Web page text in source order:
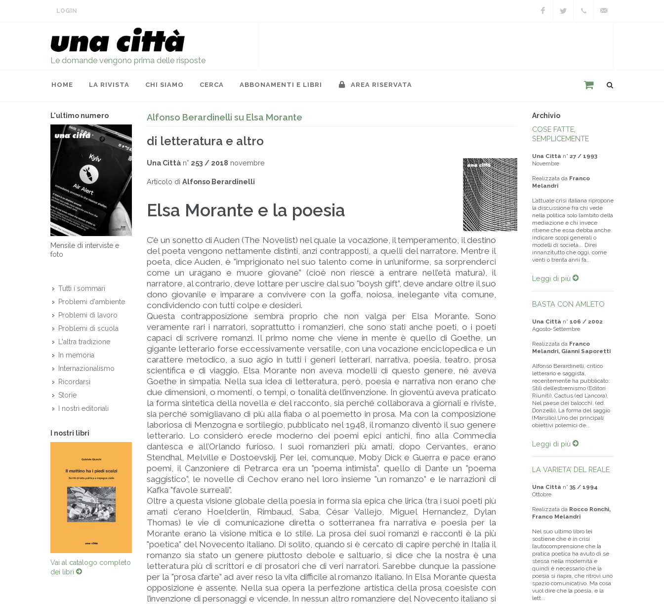
LOGIN
Le domande vengono prima delle risposte
HOME LA RIVISTA CHI SIAMO CERCA ABBONAMENTI E LIBRI AREA RISERVATA
L'ultimo numero
Mensile di interviste e
foto
Tutti i sommari
Problemi d'ambiente
Problemi di lavoro
Problemi di scuola
L'altra tradizione
In memoria
Internazionalismo
Ricordarsi
Storie
I nostri editoriali
I nostri libri
Vai al catalogo completo
dei libri
Alfonso Berardinelli su Elsa Morante
di letteratura e altro
Una Città n° 253 / 2018 novembre
Articolo di Alfonso Berardinelli
Elsa Morante e la poesia
C’è un sonetto di Auden (The Novelist) nel quale la vocazione, il temperamento, il destino
del poeta vengono nettamente distinti, anzi contrapposti, a quelli del narratore. Mentre il
poeta, dice Auden, è "imprigionato nel suo talento come in un’uniforme, sa sorprenderci
come un uragano e muore giovane” (cioè non riesce a entrare nell’età matura), il
narratore, al contrario, deve lottare per uscire dal suo "boysh gift”, deve andare oltre il suo
dono giovanile e imparare a convivere con la goffa, noiosa, inelegante vita comune,
condividendo con tutti colpe e desideri.
Questa contrapposizione sembra proprio che non valga per Elsa Morante. Sono
veramente rari i narratori, soprattutto i romanzieri, che sono stati anche poeti, o i poeti
capaci di scrivere romanzi. Il primo nome che viene in mente è quello di Goethe, un
gigante letterario forse eccessivamente versatile, con una vocazione enciclopedica e un
carattere metodico, a suo agio in tutti i generi letterari, narrativa, poesia, teatro, prosa
scientifica e di viaggio. Elsa Morante non aveva modelli di questo genere, né aveva
Goethe in simpatia. Nella sua idea di letteratura, però, poesia e narrativa non erano che
due dimensioni, o momenti, o tempi, o tonalità dell’invenzione. In gioventù aveva praticato
la forma sintetica della novella e del racconto, sia perché collaborava a giornali e riviste,
sia perché somigliavano di più alla fiaba o al poemetto in prosa. Ma con la composizione
laboriosa di Menzogna e sortilegio, pubblicato nel 1948, il romanzo diventò il suo genere
letterario. Lo considerò erede moderno dei poemi epici antichi, fino alla Commedia
dantesca e all’Orlando furioso. I suoi romanzieri più amati, dopo Cervantes, erano
Stendhal, Melville e Dostoevskij. Per lei, comunque, Moby Dick e Guerra e pace erano
poemi, il Canzoniere di Petrarca era un "poema intimista”, quello di Dante un "poema
saggistico”, le novelle di Cechov erano nel loro insieme "un romanzo” e le narrazioni di
Kafka "favole surreali”.
Oltre a questa visione globale della poesia in forma sia epica che lirica (tra i suoi poeti più
amati c’erano Hoelderlin, Rimbaud, Saba, César Vallejo, Miguel Hernandez, Dylan
Thomas) le vie di comunicazione diretta o sotterranea fra narrativa e poesia per la
Morante erano la visione mitica e lo stile. La prosa dei suoi romanzi e racconti è la più
"poetica” del Novecento italiano. Di solito, quando si è cercato di capire perché in Italia il
romanzo sia stato un genere piuttosto debole e saltuario, si dice che la nostra è una
letteratura più di scrittori e di prosatori che di veri narratori. Sarebbe dunque la passione
per la "prosa d’arte” ad aver reso la vita difficile al romanzo italiano. In Elsa Morante questa
opposizione è assente. Nella sua opera la perfezione artistica della prosa coesiste con
l’invenzione di personaggi e vicende. In nessun altro romanziere del Novecento italiano si
Archivio
COSE FATTE,
SEMPLICEMENTE
Una Città n° 27 / 1993
Novembre
Realizzata da Franco
Melandri
L’attuale crisi italiana ripropone
la discussione fra chi vede
nella politica solo l’ambito della
mediazione e chi invece
ritiene che essa debba anche
indicare scopi generali o
modelli di società... Direi
innanzitutto che oggi, come
venti o trenta anni fa...
Leggi di più
BASTA CON AMLETO
Una Città n° 106 / 2002
Agosto-Settembre
Realizzata da Franco
Melandri, Gianni Saporetti
Alfonso Berardinelli, critico
letterario e saggista,
recentemente ha pubblicato:
Stili dell’estremismo (Editori
Riuniti), Cactus (ed L’ancora),
Nel paese dei balocchi, (ed.
Donzelli), La forma del saggio
(Marsilio).Uno dei principali
obiettivi polemici de...
Leggi di più
LA VARIETA’ DEL REALE
Una Città n° 35 / 1994
Ottobre
Realizzata da Rocco Ronchi,
Franco Melandri
Nel suo ultimo libro lei
sostiene che è in crisi
l’autocomprensione che la
pratica poetica ha avuto di se
stessa nella modernità e
quindi è necessario che la
poesia si riapra, che ritrovi uno
spazio comunicativo. Ma cosa
vuol dire che la poesia, e la
lett...